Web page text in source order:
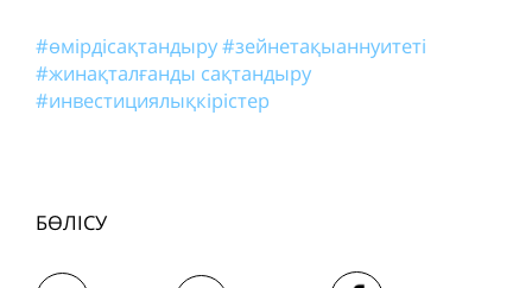
#өмірдісақтандыру#зейнетақыаннуитеті
#жинақталғанды сақтандыру
#инвестициялықкірістер
БӨЛІСУ